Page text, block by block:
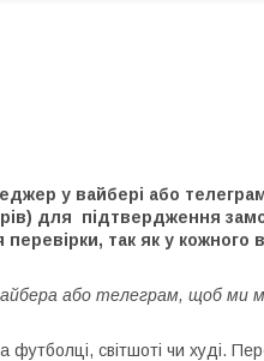
у вайбері або
для підтвердження
так як у кожного
або телеграм, щоб ми
світшоті чи худі.